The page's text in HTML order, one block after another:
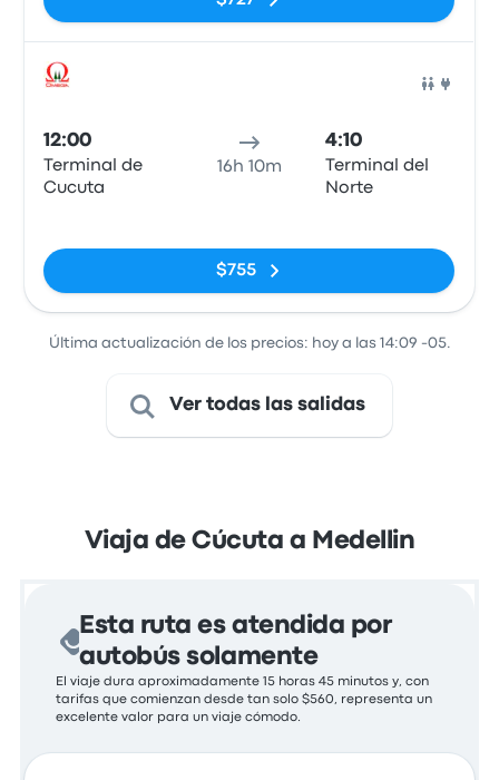
12:00
Terminal de
Cucuta
16h 10m
4:10
Terminal del
Norte
$755
Última actualización de los precios: hoy a las 14:09 -05.
Ver todas las salidas
Viaja de Cúcuta a Medellin
Esta ruta es atendida por
autobús solamente
El viaje dura aproximadamente 15 horas 45 minutos y, con
tarifas que comienzan desde tan solo $560, representa un
excelente valor para un viaje cómodo.